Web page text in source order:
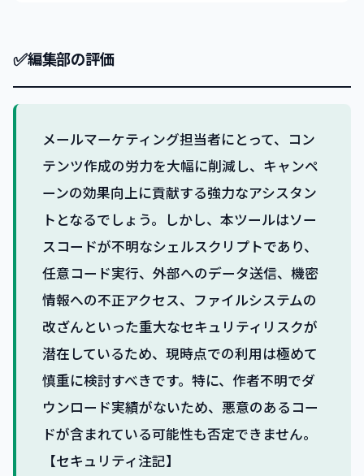
✅編集部の評価
メールマーケティング担当者にとって、コン
テンツ作成の労力を大幅に削減し、キャンペ
ーンの効果向上に貢献する強力なアシスタン
トとなるでしょう。しかし、本ツールはソー
スコードが不明なシェルスクリプトであり、
任意コード実行、外部へのデータ送信、機密
情報への不正アクセス、ファイルシステムの
改ざんといった重大なセキュリティリスクが
潜在しているため、現時点での利用は極めて
慎重に検討すべきです。特に、作者不明でダ
ウンロード実績がないため、悪意のあるコー
ドが含まれている可能性も否定できません。
【セキュリティ注記】